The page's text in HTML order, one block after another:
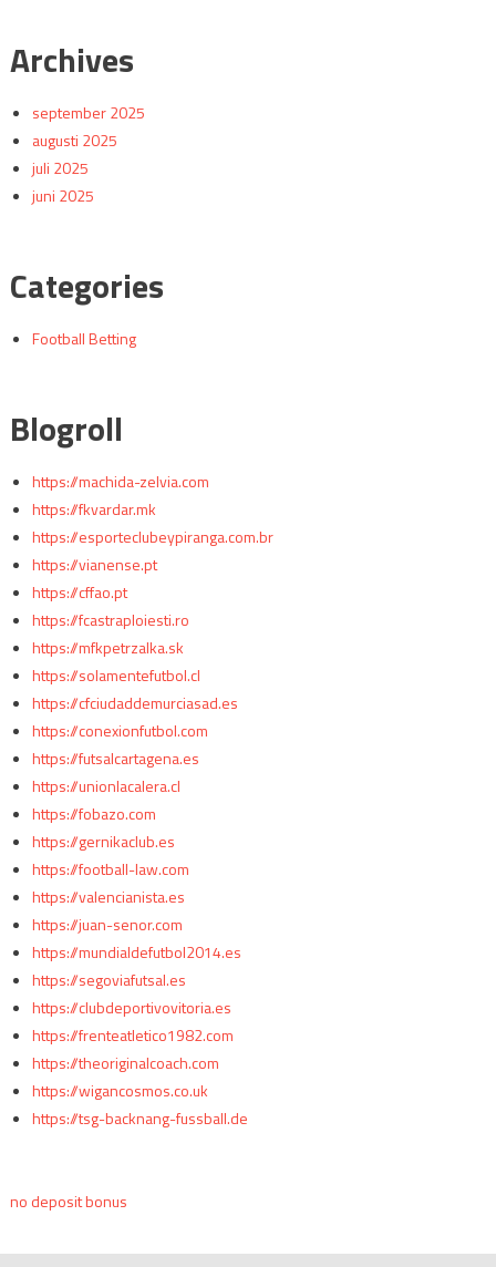
Archives
september 2025
augusti 2025
juli 2025
juni 2025
Categories
Football Betting
Blogroll
https://machida-zelvia.com
https://fkvardar.mk
https://esporteclubeypiranga.com.br
https://vianense.pt
https://cffao.pt
https://fcastraploiesti.ro
https://mfkpetrzalka.sk
https://solamentefutbol.cl
https://cfciudaddemurciasad.es
https://conexionfutbol.com
https://futsalcartagena.es
https://unionlacalera.cl
https://fobazo.com
https://gernikaclub.es
https://football-law.com
https://valencianista.es
https://juan-senor.com
https://mundialdefutbol2014.es
https://segoviafutsal.es
https://clubdeportivovitoria.es
https://frenteatletico1982.com
https://theoriginalcoach.com
https://wigancosmos.co.uk
https://tsg-backnang-fussball.de
no deposit bonus